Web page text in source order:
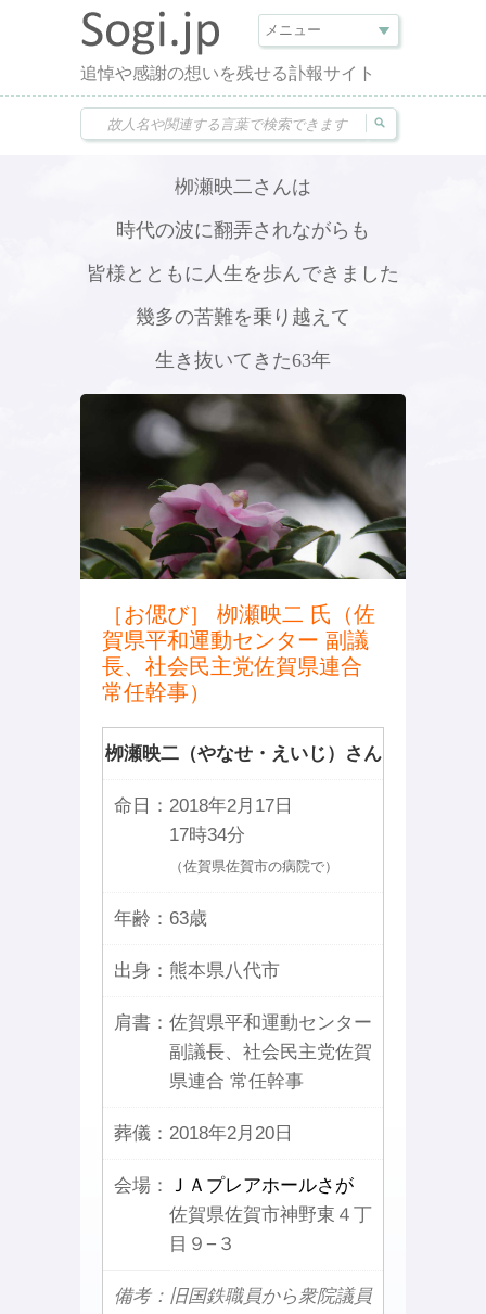
追悼や感謝の想いを残せる訃報サイト
栁瀬映二さんは
時代の波に翻弄されながらも
皆様とともに人生を歩んできました
幾多の苦難を乗り越えて
生き抜いてきた63年
［お偲び］ 栁瀬映二 氏（佐
賀県平和運動センター 副議
長、社会民主党佐賀県連合
常任幹事）
栁瀬映二（やなせ・えいじ）さん
命日： 2018年2月17日
17時34分
（佐賀県佐賀市の病院で）
年齢： 63歳
出身： 熊本県八代市
肩書： 佐賀県平和運動センター
副議長、社会民主党佐賀
県連合 常任幹事
葬儀： 2018年2月20日
会場：
ＪＡプレアホールさが
佐賀県佐賀市神野東４丁
目９−３
備考：旧国鉄職員から衆院議員